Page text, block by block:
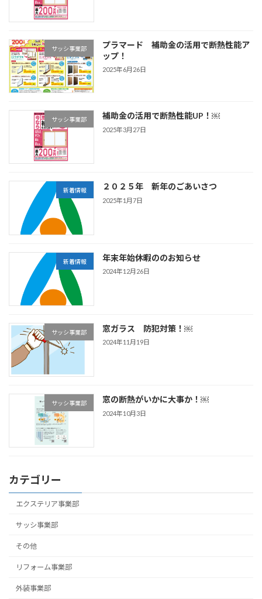
サッシ事業部
プラマード 補助金の活用で断熱性能ア
ップ！
2025年6月26日
サッシ事業部 補助金の活用で断熱性能UP！￼
2025年3月27日
新着情報 ２０２５年 新年のごあいさつ
2025年1月7日
新着情報 年末年始休暇ののお知らせ
2024年12月26日
サッシ事業部 窓ガラス 防犯対策！￼
2024年11月19日
サッシ事業部 窓の断熱がいかに大事か！￼
2024年10月3日
カテゴリー
エクステリア事業部
サッシ事業部
その他
リフォーム事業部
外装事業部